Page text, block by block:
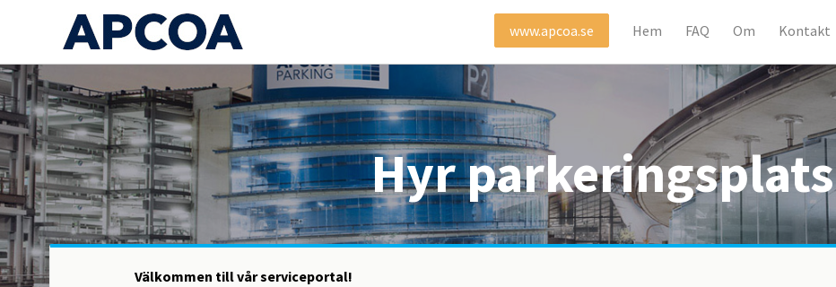
www.apcoa.se Hem FAQ Om Kontakt
Hyr parkeringsplats
Välkommen till vår serviceportal!